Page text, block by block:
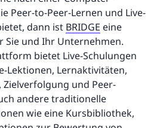
Peer-to-Peer-Lernen und Live-
dann ist BRIDGE eine
und Ihr Unternehmen.
bietet Live-Schulungen
Lektionen, Lernaktivitäten,
und Peer-
andere traditionelle
wie eine Kursbibliothek,